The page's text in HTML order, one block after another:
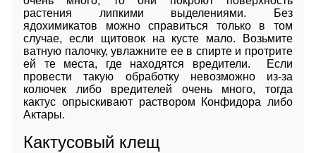
растения липкими выделениями. Без
ядохимикатов можно справиться только в том
случае, если щитовок на кусте мало. Возьмите
ватную палочку, увлажните ее в спирте и протрите
ей те места, где находятся вредители. Если
провести такую обработку невозможно из-за
колючек либо вредителей очень много, тогда
кактус опрыскивают раствором Конфидора либо
Актары.
Кактусовый клещ